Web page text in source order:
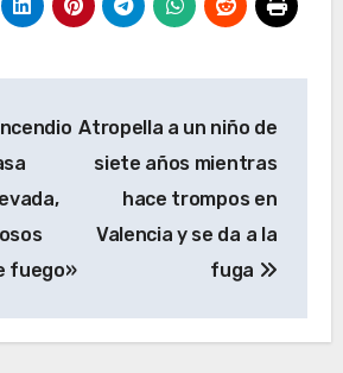
fuego»
Atropella a un niño de
siete años mientras
hace trompos en
Valencia y se da a la
fuga